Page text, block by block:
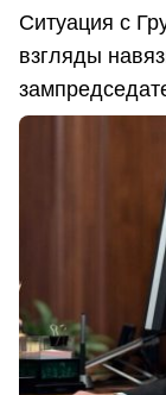
Ситуация с
взгляды